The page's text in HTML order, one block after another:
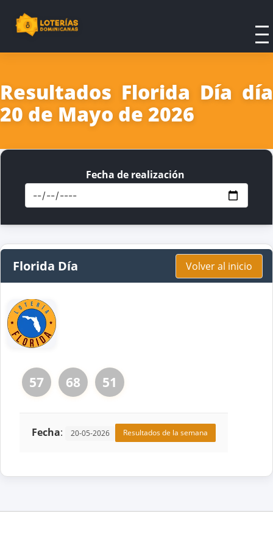
Resultados Florida Día día
20 de Mayo de 2026
Fecha de realización
Florida Día Volver al inicio
57 68 51
Fecha: 20-05-2026 Resultados de la semana